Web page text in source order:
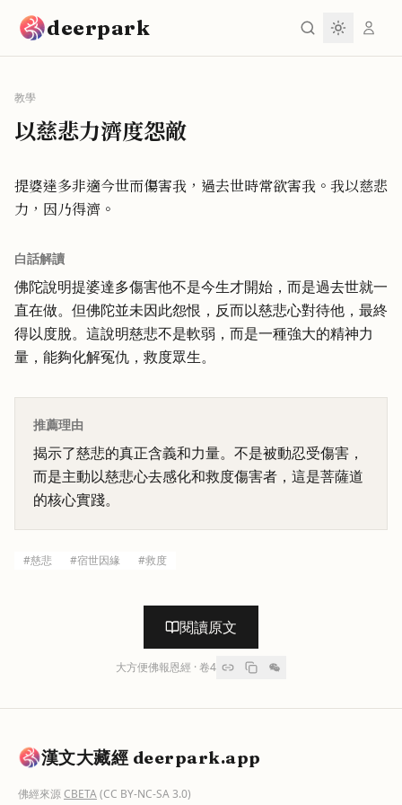
deerpark
教學
以慈悲力濟度怨敵
提婆達多非適今世而傷害我，過去世時常欲害我。我以慈悲
力，因乃得濟。
白話解讀
佛陀說明提婆達多傷害他不是今生才開始，而是過去世就一
直在做。但佛陀並未因此怨恨，反而以慈悲心對待他，最終
得以度脫。這說明慈悲不是軟弱，而是一種強大的精神力
量，能夠化解冤仇，救度眾生。
推薦理由
揭示了慈悲的真正含義和力量。不是被動忍受傷害，
而是主動以慈悲心去感化和救度傷害者，這是菩薩道
的核心實踐。
#慈悲 #宿世因緣 #救度
閱讀原文
大方便佛報恩經 · 卷4
漢文大藏經 deerpark.app
佛經來源CBETA(CC BY-NC-SA 3.0)